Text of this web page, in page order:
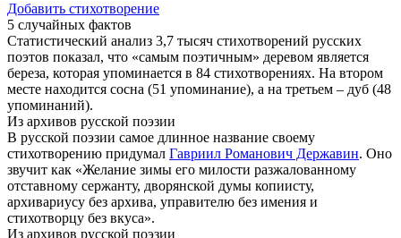
Добавить стихотворение
5 случайных фактов
Статистический анализ 3,7 тысяч стихотворений русских
поэтов показал, что «самым поэтичным» деревом является
береза, которая упоминается в 84 стихотворениях. На втором
месте находится сосна (51 упоминание), а на третьем – дуб (48
упоминаний).
Из архивов русской поэзии
В русской поэзии самое длинное название своему
стихотворению придумал Гавриил Романович Державин. Оно
звучит как «Желание зимы его милости разжалованному
отставному сержанту, дворянской думы копиисту,
архивариусу без архива, управителю без имения и
стихотворцу без вкуса».
Из архивов русской поэзии